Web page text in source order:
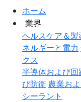
ホーム
業界
ヘルスケア＆製
ネルギーと電力
クス
半導体および回
び防衛 農業お
シーラント